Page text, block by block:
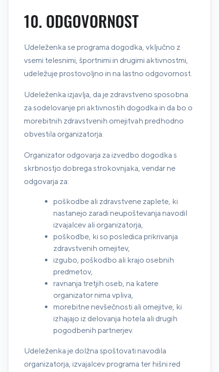
10. ODGOVORNOST
Udeleženka se programa dogodka, vključno z
vsemi telesnimi, športnimi in drugimi aktivnostmi,
udeležuje prostovoljno in na lastno odgovornost.
Udeleženka izjavlja, da je zdravstveno sposobna
za sodelovanje pri aktivnostih dogodka in da bo o
morebitnih zdravstvenih omejitvah predhodno
obvestila organizatorja.
Organizator odgovarja za izvedbo dogodka s
skrbnostjo dobrega strokovnjaka, vendar ne
odgovarja za:
poškodbe ali zdravstvene zaplete, ki
nastanejo zaradi neupoštevanja navodil
izvajalcev ali organizatorja,
poškodbe, ki so posledica prikrivanja
zdravstvenih omejitev,
izgubo, poškodbo ali krajo osebnih
predmetov,
ravnanja tretjih oseb, na katere
organizator nima vpliva,
morebitne nevšečnosti ali omejitve, ki
izhajajo iz delovanja hotela ali drugih
pogodbenih partnerjev.
Udeleženka je dolžna spoštovati navodila
organizatorja, izvajalcev programa ter hišni red